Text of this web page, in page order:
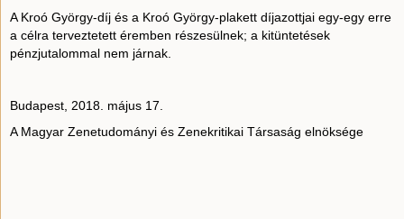
A Kroó György-díj és a Kroó György-plakett díjazottjai egy-egy erre
a célra terveztetett éremben részesülnek; a kitüntetések
pénzjutalommal nem járnak.
Budapest, 2018. május 17.
A Magyar Zenetudományi és Zenekritikai Társaság elnöksége